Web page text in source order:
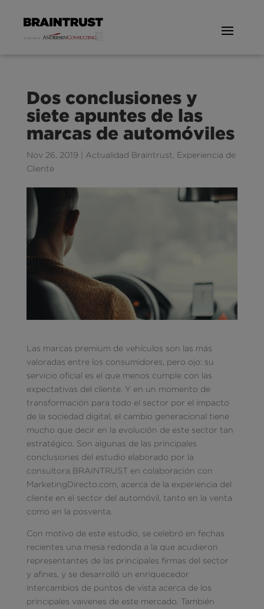
Dos conclusiones y
siete apuntes de las
marcas de automóviles
Nov 26, 2019 Actualidad Braintrust Experiencia de
Cliente
Las marcas premium de vehículos son las más
valoradas entre los consumidores, pero ojo: su
servicio oficial es el que menos cumple con las
expectativas del cliente. Y en un momento de
transformación para todo el sector por el impacto
de la sociedad digital, el cambio generacional tiene
mucho que decir en la evolución de este sector tan
estratégico. Son algunas de las principales
conclusiones del estudio elaborado por la
consultora BRAINTRUST en colaboración con
MarketingDirecto.com, acerca de la experiencia del
cliente en el sector del automóvil, tanto en la venta
como en la posventa.
Con motivo de este estudio, se celebró en fechas
recientes una mesa redonda a la que acudieron
representantes de las principales firmas del sector
y afines, y se desarrolló un enriquecedor
intercambios de puntos de vista acerca de los
principales vaivenes de este mercado. También